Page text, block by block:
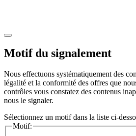
Motif du signalement
Nous effectuons systématiquement des
légalité et la conformité des offres que
contrôles vous constatez des contenus
nous le signaler.
Sélectionnez un motif dans la liste ci-
Motif: